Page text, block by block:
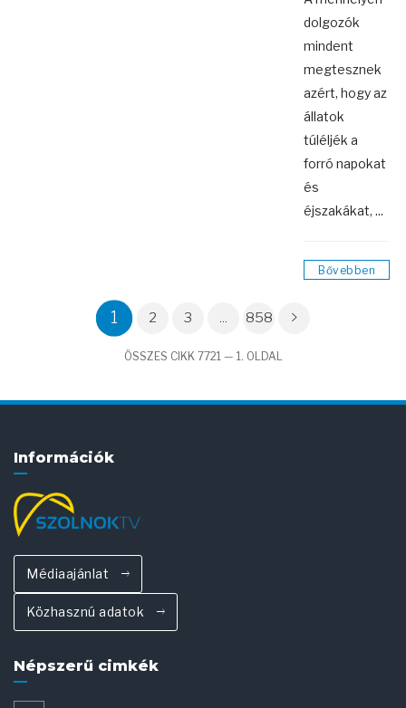
dolgozók
mindent
megtesznek
azért, hogy az
állatok
túléljék a
forró napokat
és
éjszakákat, ...
Bővebben
1 2 3 ... 858
ÖSSZES CIKK 7721 — 1. OLDAL
Információk
Médiaajánlat
Közhasznú adatok
Népszerű cimkék